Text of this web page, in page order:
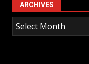
ARCHIVES